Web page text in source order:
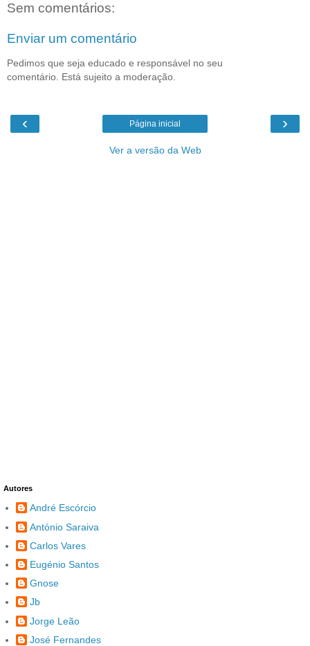
Sem comentários:
Enviar um comentário
Pedimos que seja educado e responsável no seu
comentário. Está sujeito a moderação.
‹ ›
Página inicial
Ver a versão da Web
Autores
André Escórcio
António Saraiva
Carlos Vares
Eugénio Santos
Gnose
Jb
Jorge Leão
José Fernandes